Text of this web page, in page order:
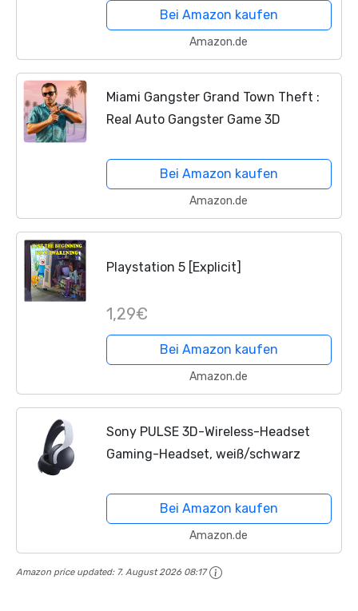
Bei Amazon kaufen
Amazon.de
Miami Gangster Grand Town Theft :
Real Auto Gangster Game 3D
Bei Amazon kaufen
Amazon.de
Playstation 5 [Explicit]
1,29€
Bei Amazon kaufen
Amazon.de
Sony PULSE 3D-Wireless-Headset
Gaming-Headset, weiß/schwarz
Bei Amazon kaufen
Amazon.de
Amazon price updated: 7. August 2026 08:17